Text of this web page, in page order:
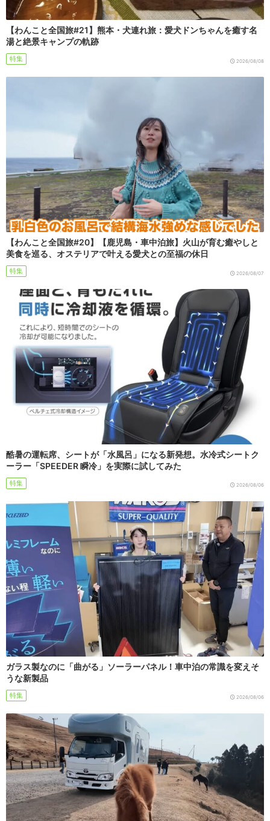
【わんこと全国旅#21】熊本・犬連れ旅：愛犬ドンちゃんを癒す名
湯と絶景キャンプの軌跡
特集 2026/08/08
【わんこと全国旅#20】【鹿児島・車中泊旅】火山が育む癒やしと
美食を巡る、オステリアで叶える愛犬との至福の休日
特集 2026/08/07
酷暑の運転席、シートが「水風呂」になる新発想。水冷式シートク
ーラー「SPEEDER 瞬冷」を実際に試してみた
特集 2026/08/06
ガラス製なのに「曲がる」ソーラーパネル！車中泊の常識を変えそ
うな新製品
特集 2026/08/06